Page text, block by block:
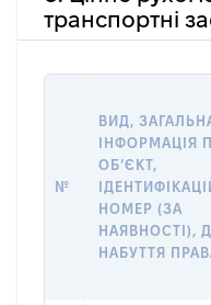
транспортні
№
ВИД,
ІНФОРМАЦІЯ
ОБʼЄКТ,
НОМЕР (ЗА
НАЯВНОСТІ),
НАБУТТЯ